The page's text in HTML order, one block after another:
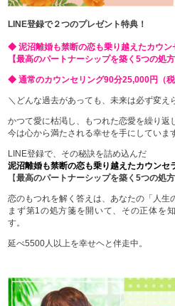
LINE登録で２つのプレゼント特典！
◆ 泥沼離婚も禁断の恋も乗り越えたカウン
【最高のパートナーシップを築く5つの処方
◆ 通常のカウンセリング90分25,000円（
＼どんな過去があっても、未来は必ず変え
かつて愛に枯渇し、もつれた恋愛を繰り返
今は心から満たされる幸せを手にしていま
LINE登録で、その秘訣を詰め込んだ
泥沼離婚も禁断の恋も乗り越えたカウンセ
【最高のパートナーシップを築く5つの処
恋のもつれを解く答えは、あなたの「人生
まず第1の処方箋を開いて、その正体を
す。
延べ5500人以上を幸せヘと伴走中。